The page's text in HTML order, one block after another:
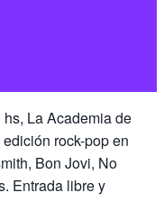
La Academia de
rock-pop en
Bon Jovi, No
Entrada libre y